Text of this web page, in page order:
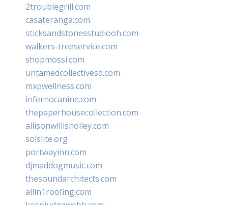
2troublegrill.com
casateranga.com
sticksandstonesstudiooh.com
walkers-treeservice.com
shopmossi.com
untamedcollectivesd.com
mxpwellness.com
infernocanine.com
thepaperhousecollection.com
allisonwillisholley.com
solslite.org
portwayinn.com
djmaddogmusic.com
thesoundarchitects.com
allin1roofing.com